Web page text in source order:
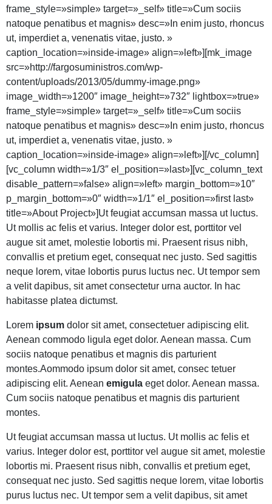
frame_style=»simple» target=»_self» title=»Cum sociis
natoque penatibus et magnis» desc=»In enim justo, rhoncus
ut, imperdiet a, venenatis vitae, justo. »
caption_location=»inside-image» align=»left»][mk_image
src=»http://fargosuministros.com/wp-
content/uploads/2013/05/dummy-image.png»
image_width=»1200″ image_height=»732″ lightbox=»true»
frame_style=»simple» target=»_self» title=»Cum sociis
natoque penatibus et magnis» desc=»In enim justo, rhoncus
ut, imperdiet a, venenatis vitae, justo. »
caption_location=»inside-image» align=»left»][/vc_column]
[vc_column width=»1/3″ el_position=»last»][vc_column_text
disable_pattern=»false» align=»left» margin_bottom=»10″
p_margin_bottom=»0″ width=»1/1″ el_position=»first last»
title=»About Project»]Ut feugiat accumsan massa ut luctus.
Ut mollis ac felis et varius. Integer dolor est, porttitor vel
augue sit amet, molestie lobortis mi. Praesent risus nibh,
convallis et pretium eget, consequat nec justo. Sed sagittis
neque lorem, vitae lobortis purus luctus nec. Ut tempor sem
a velit dapibus, sit amet consectetur urna auctor. In hac
habitasse platea dictumst.
Lorem ipsum dolor sit amet, consectetuer adipiscing elit.
Aenean commodo ligula eget dolor. Aenean massa. Cum
sociis natoque penatibus et magnis dis parturient
montes.Aommodo ipsum dolor sit amet, consec tetuer
adipiscing elit. Aenean emigula eget dolor. Aenean massa.
Cum sociis natoque penatibus et magnis dis parturient
montes.
Ut feugiat accumsan massa ut luctus. Ut mollis ac felis et
varius. Integer dolor est, porttitor vel augue sit amet, molestie
lobortis mi. Praesent risus nibh, convallis et pretium eget,
consequat nec justo. Sed sagittis neque lorem, vitae lobortis
purus luctus nec. Ut tempor sem a velit dapibus, sit amet